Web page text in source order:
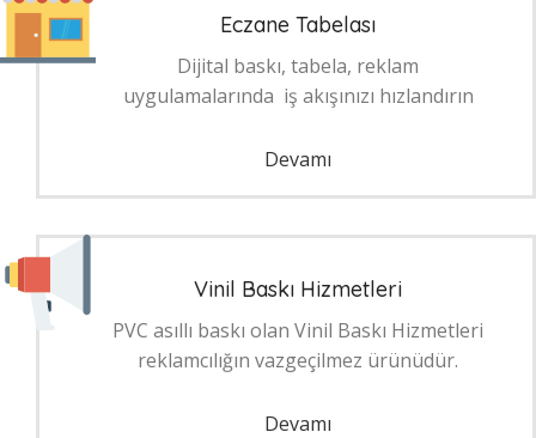
Eczane Tabelası
Dijital baskı, tabela, reklam
uygulamalarında iş akışınızı hızlandırın
Devamı
Vinil Baskı Hizmetleri
PVC asıllı baskı olan Vinil Baskı Hizmetleri
reklamcılığın vazgeçilmez ürünüdür.
Devamı